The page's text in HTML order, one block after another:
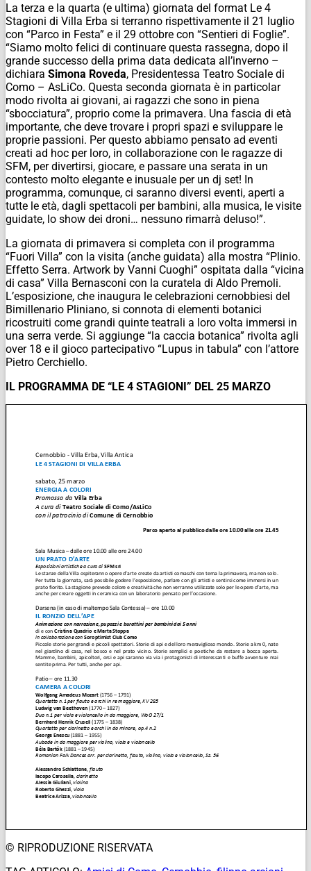
La terza e la quarta (e ultima) giornata del format Le 4
Stagioni di Villa Erba si terranno rispettivamente il 21 luglio
con “Parco in Festa” e il 29 ottobre con “Sentieri di Foglie”.
“Siamo molto felici di continuare questa rassegna, dopo il
grande successo della prima data dedicata all’inverno –
dichiara Simona Roveda, Presidentessa Teatro Sociale di
Como – AsLiCo. Questa seconda giornata è in particolar
modo rivolta ai giovani, ai ragazzi che sono in piena
“sbocciatura”, proprio come la primavera. Una fascia di età
importante, che deve trovare i propri spazi e sviluppare le
proprie passioni. Per questo abbiamo pensato ad eventi
creati ad hoc per loro, in collaborazione con le ragazze di
SFM, per divertirsi, giocare, e passare una serata in un
contesto molto elegante e inusuale per un dj set! In
programma, comunque, ci saranno diversi eventi, aperti a
tutte le età, dagli spettacoli per bambini, alla musica, le visite
guidate, lo show dei droni… nessuno rimarrà deluso!”.
La giornata di primavera si completa con il programma
“Fuori Villa” con la visita (anche guidata) alla mostra “Plinio.
Effetto Serra. Artwork by Vanni Cuoghi” ospitata dalla “vicina
di casa” Villa Bernasconi con la curatela di Aldo Premoli.
L’esposizione, che inaugura le celebrazioni cernobbiesi del
Bimillenario Pliniano, si connota di elementi botanici
ricostruiti come grandi quinte teatrali a loro volta immersi in
una serra verde. Si aggiunge “la caccia botanica” rivolta agli
over 18 e il gioco partecipativo “Lupus in tabula” con l’attore
Pietro Cerchiello.
IL PROGRAMMA DE “LE 4 STAGIONI” DEL 25 MARZO
© RIPRODUZIONE RISERVATA